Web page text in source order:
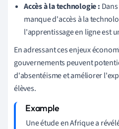
Accès à la technologie :
manque d'accès à la
l'apprentissage en ligne est
En adressant ces enjeux
gouvernements peuvent
d'absentéisme et améliorer
élèves.
Une étude en Afrique a